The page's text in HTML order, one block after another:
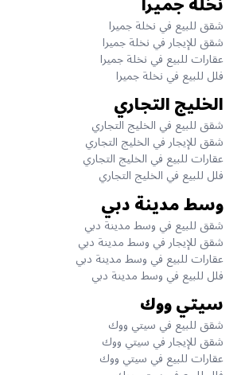
شقق للبيع في نخلة جميرا
شقق للإيجار في نخلة جميرا
عقارات للبيع في نخلة جميرا
فلل للبيع في نخلة جميرا
الخليج التجاري
شقق للبيع في الخليج التجاري
شقق للإيجار في الخليج التجاري
عقارات للبيع في الخليج التجاري
فلل للبيع في الخليج التجاري
وسط مدينة دبي
شقق للبيع في وسط مدينة دبي
شقق للإيجار في وسط مدينة دبي
عقارات للبيع في وسط مدينة دبي
فلل للبيع في وسط مدينة دبي
سيتي ووك
شقق للبيع في سيتي ووك
شقق للإيجار في سيتي ووك
عقارات للبيع في سيتي ووك